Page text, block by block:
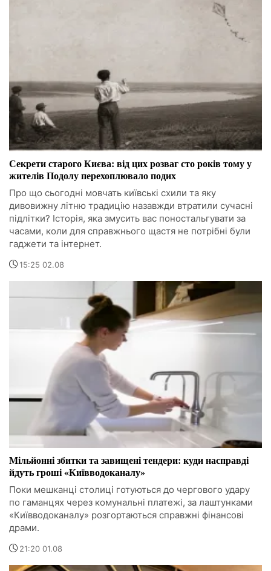
Секрети старого Києва: від цих розваг сто років тому у
жителів Подолу перехоплювало подих
Про що сьогодні мовчать київські схили та яку
дивовижну літню традицію назавжди втратили сучасні
підлітки? Історія, яка змусить вас поностальгувати за
часами, коли для справжнього щастя не потрібні були
гаджети та інтернет.
15:25 02.08
Мільйонні збитки та завищені тендери: куди насправді
йдуть гроші «Київводоканалу»
Поки мешканці столиці готуються до чергового удару
по гаманцях через комунальні платежі, за лаштунками
«Київводоканалу» розгортаються справжні фінансові
драми.
21:20 01.08